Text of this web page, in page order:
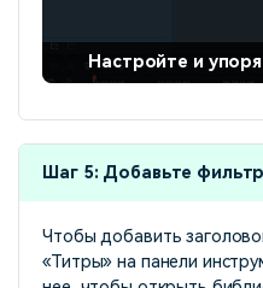
Настройте и
Шаг 5: Добавьте
Чтобы добавить
«Титры» на панели